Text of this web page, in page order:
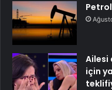
Ailesi
için